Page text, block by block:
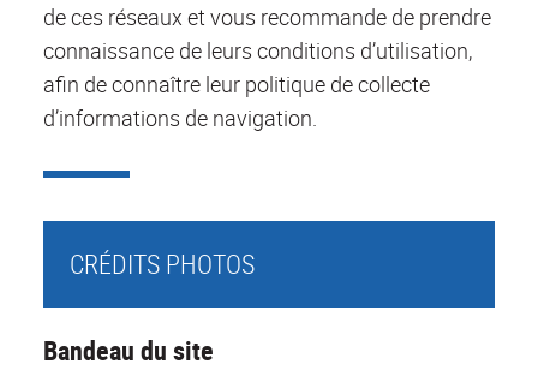
de ces réseaux et vous recommande de prendre
connaissance de leurs conditions d’utilisation,
afin de connaître leur politique de collecte
d’informations de navigation.
CRÉDITS PHOTOS
Bandeau du site